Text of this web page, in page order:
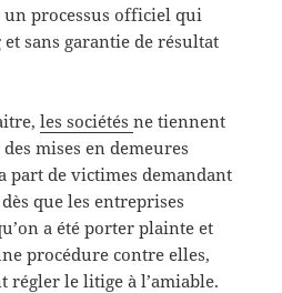
processus officiel qui
sans garantie de résultat
les sociétésne tiennent
mises en demeures
part de victimes demandant
que les entreprises
a été porter plainte et
procédure contre elles,
régler le litige à l’amiable.